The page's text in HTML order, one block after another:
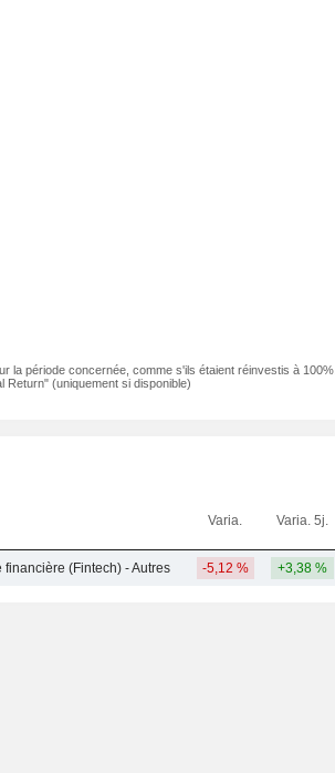
la période concernée, comme s'ils étaient réinvestis à 100%.
(uniquement si disponible)
Varia. Varia. 5j.
financière (Fintech) - Autres -5,12 % +3,38 %